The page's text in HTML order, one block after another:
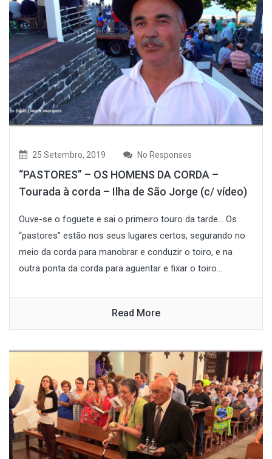
25 Setembro, 2019 No Responses
“PASTORES” – OS HOMENS DA CORDA –
Tourada à corda – Ilha de São Jorge (c/ vídeo)
Ouve-se o foguete e sai o primeiro touro da tarde… Os
“pastores” estão nos seus lugares certos, segurando no
meio da corda para manobrar e conduzir o toiro, e na
outra ponta da corda para aguentar e fixar o toiro...
Read More